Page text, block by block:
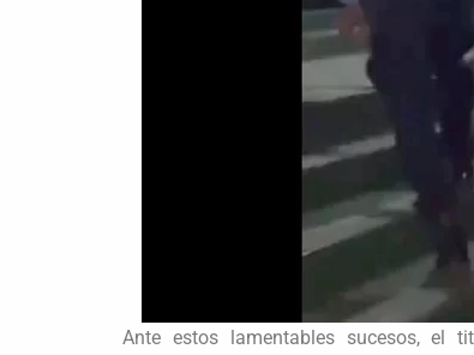
Ante estos lamentables sucesos, el